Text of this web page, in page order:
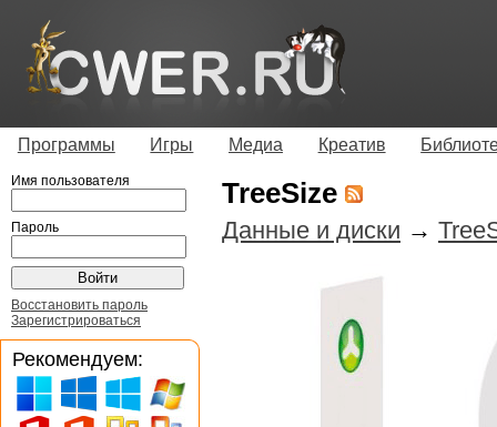
Программы Игры Медиа Креатив
TreeSize
Данные и диски →
Имя пользователя
Пароль
Восстановить пароль
Зарегистрироваться
Рекомендуем: